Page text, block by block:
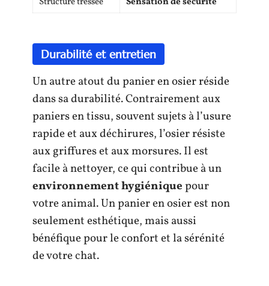
Durabilité et entretien
Un autre atout du panier en osier réside
dans sa durabilité. Contrairement aux
paniers en tissu, souvent sujets à l’usure
rapide et aux déchirures, l’osier résiste
aux griffures et aux morsures. Il est
facile à nettoyer, ce qui contribue à un
environnement hygiéniquepour
votre animal. Un panier en osier est non
seulement esthétique, mais aussi
bénéfique pour le confort et la sérénité
de votre chat.